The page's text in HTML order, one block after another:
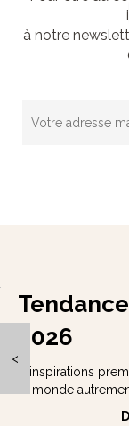
à notre
2026
8 inspirations
le monde
<